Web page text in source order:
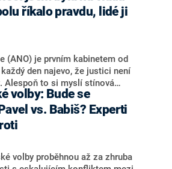
ANO, tedy premiéra
průmyslu Karla Havlíčka.
sázkařů je poslanec za
Politolog Jan Kubáček nicméně
kohokoliv ze zmíněné trojice
něj současná koalice dosud
Pavlovi mohla konkurovat.
říkalo pravdu, lidé ji
(ANO) je prvním kabinetem od
den najevo, že justici není
Alespoň to si myslí stínová
ODS Eva Decroix. V
NEWS si nebrala servítky
svého nástupce Jeronýma
zmocněnkyně pro lidská
Označením „svoloč“ na
ještě hodná. Decroix se také
vs. Babiš? Experti
volby proběhnou až za zhruba